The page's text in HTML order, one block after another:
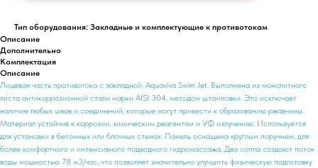
Тип оборудования: Закладные и комплектующие к противотокам
Описание
Дополнительно
Комплектация
Описание
Лицевая часть противотока c закладной, Aquaviva Swim Jet. Выполнена из монолитного
листа антикоррозионной стали марки AISI 304, методом штамповки. Это исключает
наличие любых швов и соединений, которые могут привести к образованию ржавчины.
Материал устойчив к коррозии, химическим реагентам и УФ излучению. Используется
для установки в бетонных или блочных стенах. Панель оснащена круглым поручнем, для
более комфортного и интенсивного подводного гидромассажа. Два сопла создают поток
воды мощностью 78 м3/час, что позволяет значительно улучшить физическую подготовку